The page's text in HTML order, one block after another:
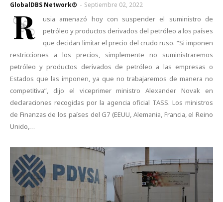
GlobalDBS Network® - Septiembre 02, 2022
R
usia amenazó hoy con suspender el suministro de
petróleo y productos derivados del petróleo a los países
que decidan limitar el precio del crudo ruso. “Si imponen
restricciones a los precios, simplemente no suministraremos
petróleo y productos derivados de petróleo a las empresas o
Estados que las imponen, ya que no trabajaremos de manera no
competitiva”, dijo el viceprimer ministro Alexander Novak en
declaraciones recogidas por la agencia oficial TASS. Los ministros
de Finanzas de los países del G7 (EEUU, Alemania, Francia, el Reino
Unido,…